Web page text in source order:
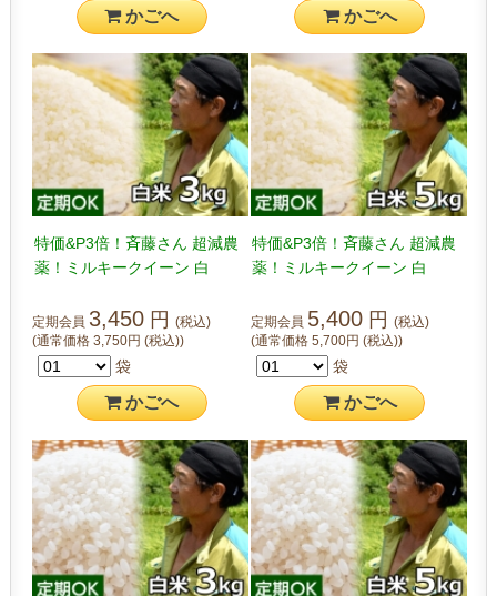
かごへ かごへ
特価&P3倍！斉藤さん 超減農
薬！ミルキークイーン 白
定期会員 3,450 円(税込)
(通常価格3,750円(税込))
袋
かごへ
特価&P3倍！斉藤さん 超減農
薬！ミルキークイーン 白
定期会員 5,400 円 (税込)
(通常価格 5,700円 (税込))
袋
かごへ